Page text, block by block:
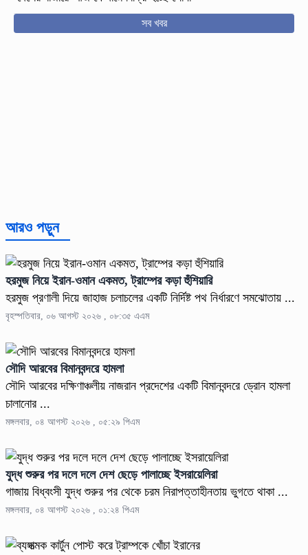
সব খবর
আরও পড়ুন
হরমুজ নিয়ে ইরান-ওমান একমত, ট্রাম্পের কড়া হুঁশিয়ারি
হরমুজ প্রণালী দিয়ে জাহাজ চলাচলের একটি নির্দিষ্ট পথ নির্ধারণে সমঝোতায় ...
বৃহস্পতিবার, ০৬ আগস্ট ২০২৬ , ০৮:৩৫ এএম
সৌদি আরবের বিমানবন্দরে হামলা
সৌদি আরবের দক্ষিণাঞ্চলীয় নাজরান প্রদেশের একটি বিমানবন্দরে ড্রোন হামলা
চালানোর ...
মঙ্গলবার, ০৪ আগস্ট ২০২৬ , ০৫:২৯ পিএম
যুদ্ধ শুরুর পর দলে দলে দেশ ছেড়ে পালাচ্ছে ইসরায়েলিরা
গাজায় বিধ্বংসী যুদ্ধ শুরুর পর থেকে চরম নিরাপত্তাহীনতায় ভুগতে থাকা ...
মঙ্গলবার, ০৪ আগস্ট ২০২৬ , ০১:২৪ পিএম